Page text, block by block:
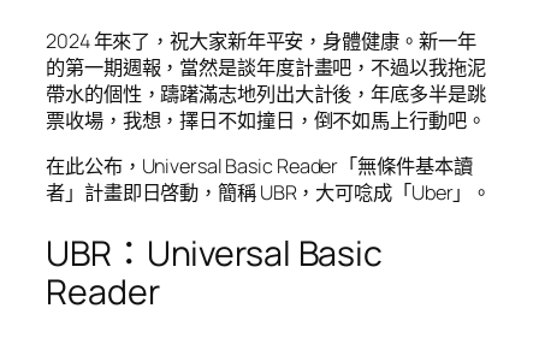
2024 年來了，祝大家新年平安，身體健康。新一年
的第一期週報，當然是談年度計畫吧，不過以我拖泥
帶水的個性，躊躇滿志地列出大計後，年底多半是跳
票收場，我想，擇日不如撞日，倒不如馬上行動吧。
在此公布，Universal Basic Reader「無條件基本讀
者」計畫即日啓動，簡稱 UBR，大可唸成「Uber」。
UBR：Universal Basic
Reader